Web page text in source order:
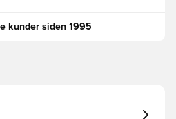
kunder siden 1995